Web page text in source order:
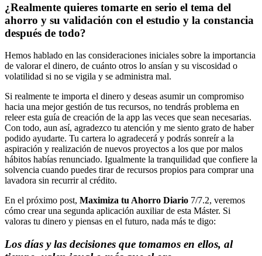
¿Realmente quieres tomarte en serio el tema del
ahorro y su validación con el estudio y la constancia
después de todo?
Hemos hablado en las consideraciones iniciales sobre la importancia
de valorar el dinero, de cuánto otros lo ansían y su viscosidad o
volatilidad si no se vigila y se administra mal.
Si realmente te importa el dinero y deseas asumir un compromiso
hacia una mejor gestión de tus recursos, no tendrás problema en
releer esta guía de creación de la app las veces que sean necesarias.
Con todo, aun así, agradezco tu atención y me siento grato de haber
podido ayudarte. Tu cartera lo agradecerá y podrás sonreír a la
aspiración y realización de nuevos proyectos a los que por malos
hábitos habías renunciado. Igualmente la tranquilidad que confiere la
solvencia cuando puedes tirar de recursos propios para comprar una
lavadora sin recurrir al crédito.
En el próximo post, Maximiza tu Ahorro Diario 7/7.2, veremos
cómo crear una segunda aplicación auxiliar de esta Máster. Si
valoras tu dinero y piensas en el futuro, nada más te digo:
Los días y las decisiones que tomamos en ellos, al